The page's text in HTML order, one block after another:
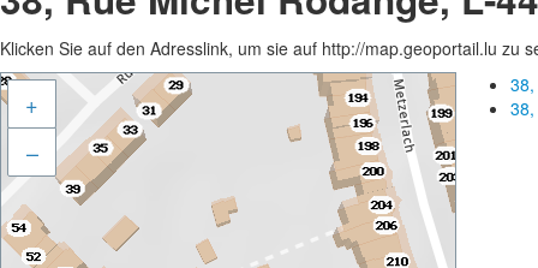
Klicken Sie auf den Adresslink, um sie auf http://map.geoportail.lu zu
+
–